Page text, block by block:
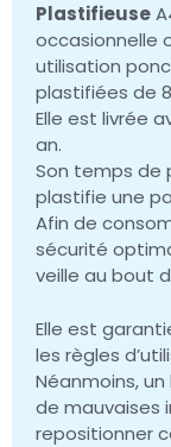
Plastifieuse
occasionnelle
utilisation
plastifiées de
Elle est livrée
an.
Son temps de
plastifie une
Afin de
sécurité
veille au bout
Elle est
les règles
Néanmoins,
de mauvaises
repositionner